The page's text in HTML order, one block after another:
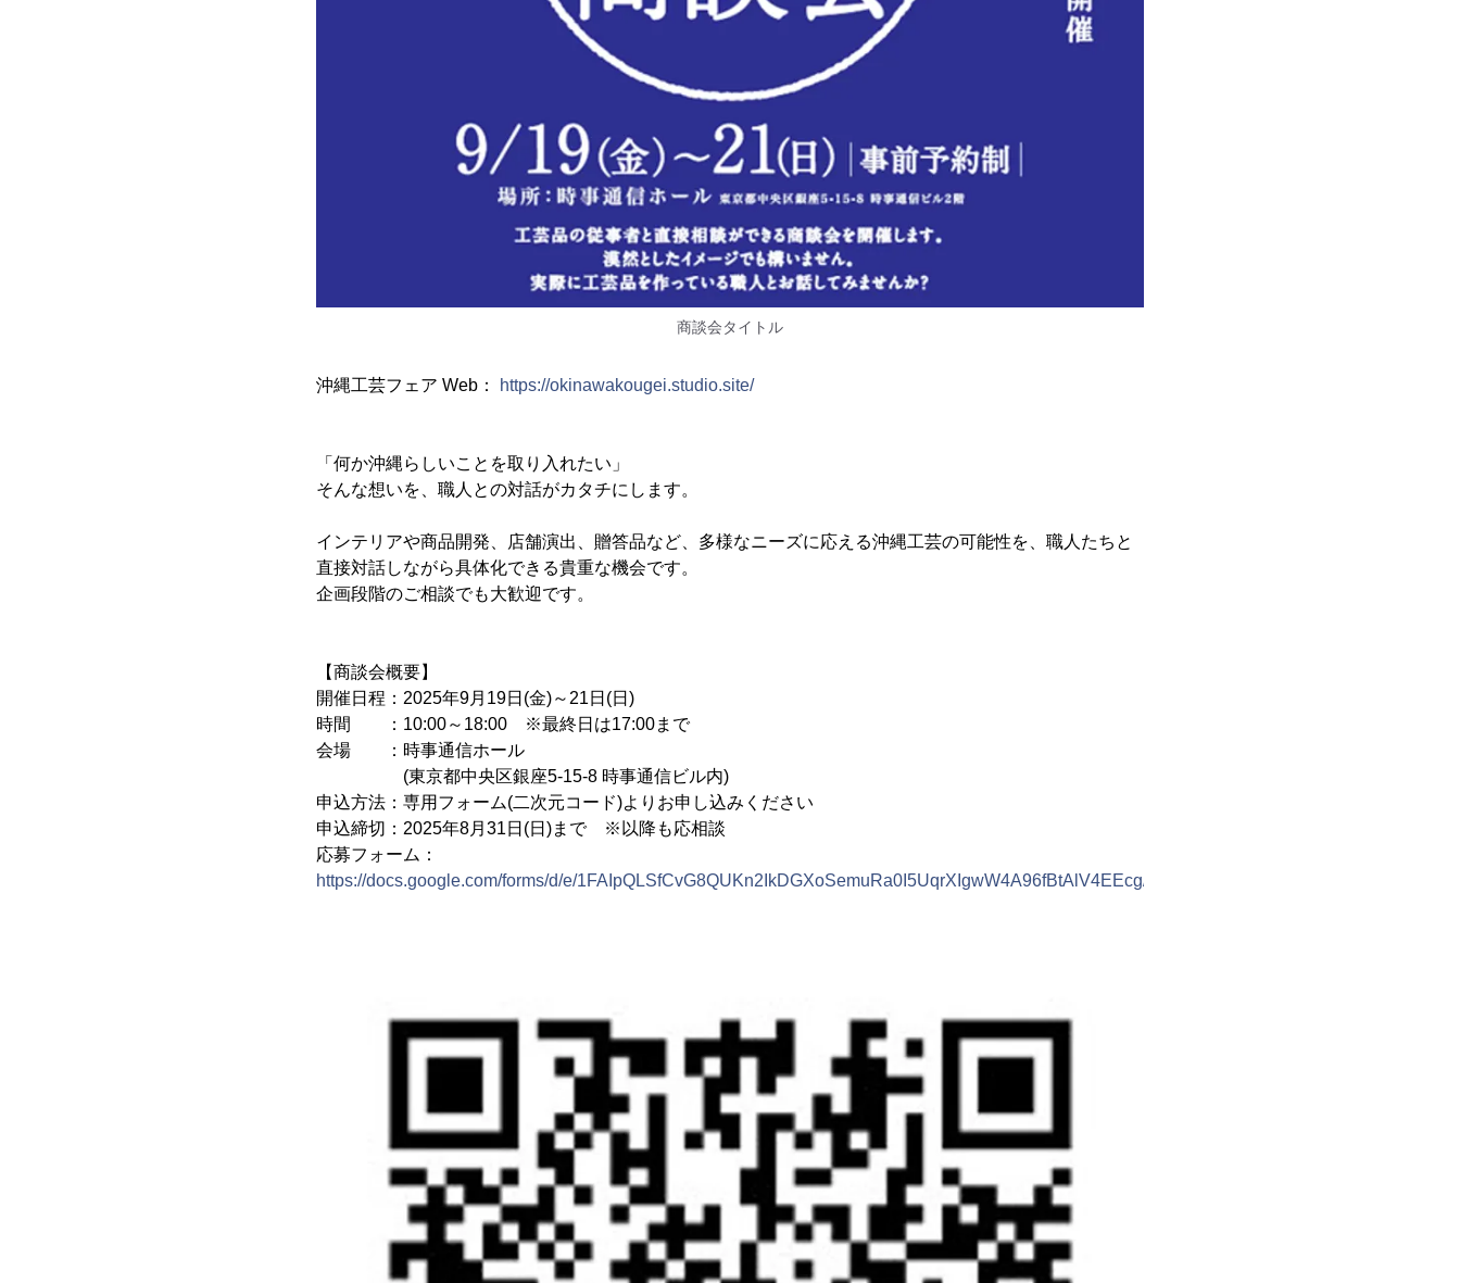
商談会タイトル
沖縄工芸フェア Web： https://okinawakougei.studio.site/
「何か沖縄らしいことを取り入れたい」
そんな想いを、職人との対話がカタチにします。
インテリアや商品開発、店舗演出、贈答品など、多様なニーズに応える沖縄工芸の可能性を、職人たちと
直接対話しながら具体化できる貴重な機会です。
企画段階のご相談でも大歓迎です。
【商談会概要】
開催日程：2025年9月19日(金)～21日(日)
時間 ：10:00～18:00 ※最終日は17:00まで
会場 ：時事通信ホール
(東京都中央区銀座5-15-8 時事通信ビル内)
申込方法：専用フォーム(二次元コード)よりお申し込みください
申込締切：2025年8月31日(日)まで ※以降も応相談
応募フォーム：
https://docs.google.com/forms/d/e/1FAIpQLSfCvG8QUKn2IkDGXoSemuRa0I5UqrXIgwW4A96fBtAlV4EEcg/viewform